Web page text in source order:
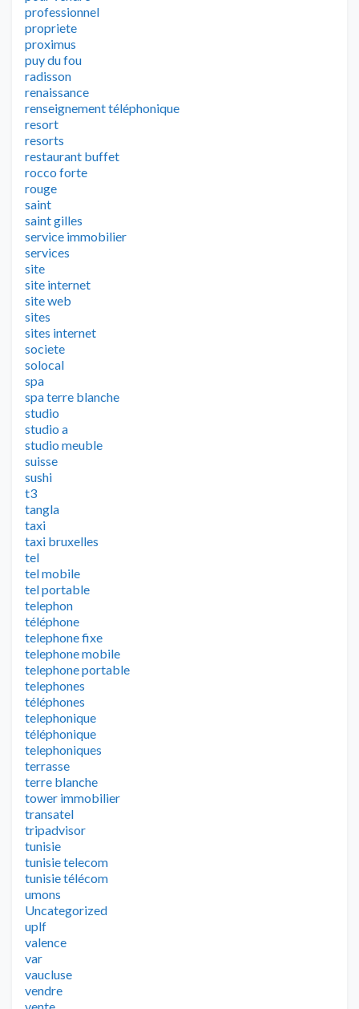
professionnel
propriete
proximus
puy du fou
radisson
renaissance
renseignement téléphonique
resort
resorts
restaurant buffet
rocco forte
rouge
saint
saint gilles
service immobilier
services
site
site internet
site web
sites
sites internet
societe
solocal
spa
spa terre blanche
studio
studio a
studio meuble
suisse
sushi
t3
tangla
taxi
taxi bruxelles
tel
tel mobile
tel portable
telephon
téléphone
telephone fixe
telephone mobile
telephone portable
telephones
téléphones
telephonique
téléphonique
telephoniques
terrasse
terre blanche
tower immobilier
transatel
tripadvisor
tunisie
tunisie telecom
tunisie télécom
umons
Uncategorized
uplf
valence
var
vaucluse
vendre